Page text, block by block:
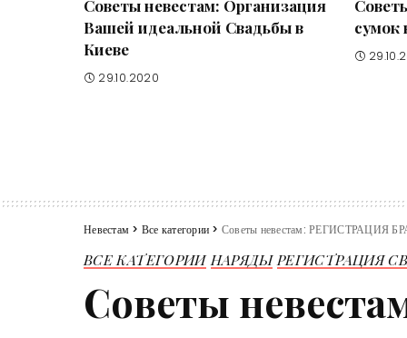
Советы невестам: Организация
Вашей идеальной Свадьбы в
Киеве
29.10.2020
сумок
Невестам > Все категории > Советы невестам: РЕГИСТРАЦИЯ
ВСЕ КАТЕГОРИИ НАРЯДЫ РЕГИСТРАЦИЯ
Советы